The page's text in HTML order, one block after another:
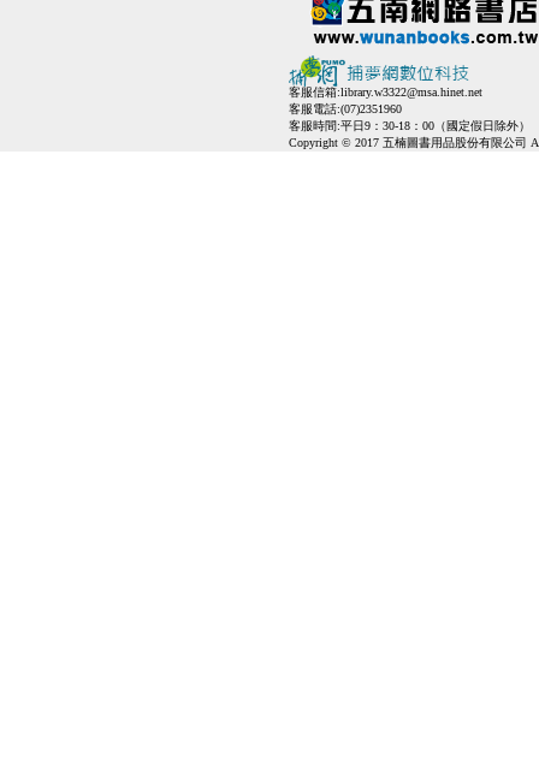
客服信箱:library.w3322@msa.hinet.net
客服電話:(07)2351960
客服時間:平日9：30-18：00（國定假日除外）
Copyright © 2017 五楠圖書用品股份有限公司